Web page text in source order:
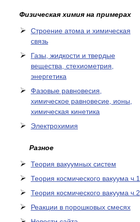
Физическая химия на примерах
Cтроение атома и химическая
связь
Газы, жидкости и твердые
вещества, стехиометрия,
энергетика
Фазовые равновесия,
химическое равновесие, ионы,
химическая кинетика
Электрохимия
Разное
Теория вакуумных систем
Теория космического вакуума ч.1
Теория космического вакуума ч.2
Реакции в порошковых смесях